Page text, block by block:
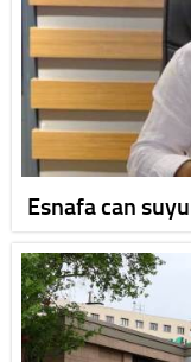
Esnafa can